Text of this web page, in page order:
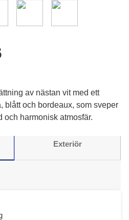
av nästan vit med ett
blått och bordeaux, som sveper
och harmonisk atmosfär.
Exteriör